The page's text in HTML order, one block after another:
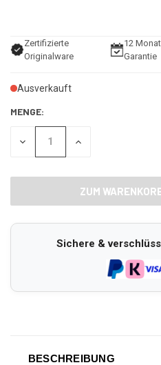
Zertifizierte
Originalware
12
Garantie
Ausverkauft
MENGE:
MENGE
UNDEFINED
MENGE
Sichere &
BESCHREIBUNG